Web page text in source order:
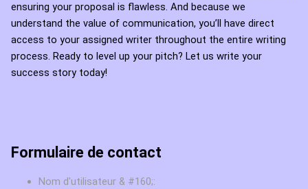
ensuring your proposal is flawless. And because we
understand the value of communication, you’ll have direct
access to your assigned writer throughout the entire writing
process. Ready to level up your pitch? Let us write your
success story today!
Formulaire de contact
Nom d'utilisateur & #160;: